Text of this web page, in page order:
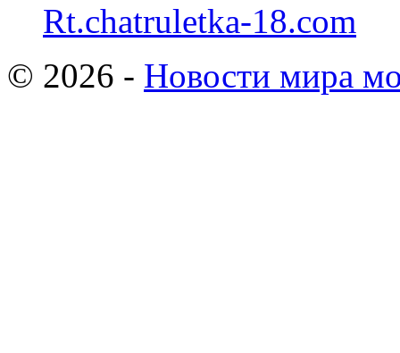
Rt.chatruletka-18.com
© 2026 - Новости мира